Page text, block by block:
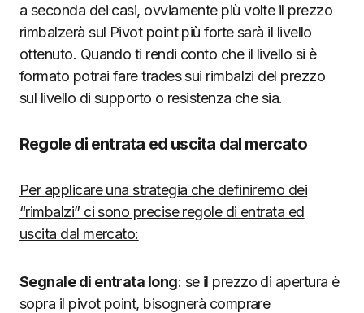
a seconda dei casi, ovviamente più volte il prezzo
rimbalzerà sul Pivot point più forte sarà il livello
ottenuto. Quando ti rendi conto che il livello si è
formato potrai fare trades sui rimbalzi del prezzo
sul livello di supporto o resistenza che sia.
Regole di entrata ed uscita dal mercato
Per applicare una strategia che definiremo dei
“rimbalzi” ci sono precise regole di entrata ed
uscita dal mercato:
Segnale di entrata long: se il prezzo di apertura è
sopra il pivot point, bisognerà comprare